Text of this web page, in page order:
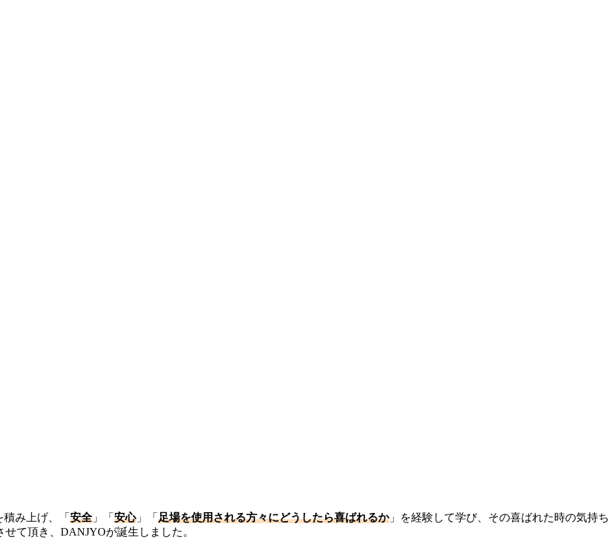
み上げ、「 安全 」「 安心」「 足場を使用される方々にどうしたら喜ばれるか」を経験して学び、その喜ばれた時の気持ち
て頂き、DANJYOが誕生しました。